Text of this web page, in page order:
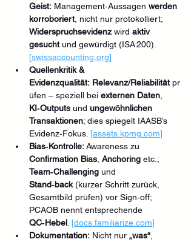
Geist: Management‑Aussagen werden
korroboriert, nicht nur protokolliert;
Widerspruchsevidenz wird aktiv
gesucht und gewürdigt (ISA 200).
[swissaccounting.org]
Quellenkritik &
Evidenzqualität: Relevanz/Reliabilität pr
üfen – speziell bei externen Daten
KI‑Outputs und ungewöhnlichen
Transaktionen; dies spiegelt IAASB’s
Evidenz‑Fokus. [assets.kpmg.com]
Bias‑Kontrolle: Awareness zu
Confirmation Bias Anchoring etc.;
Team‑Challenging und
Stand‑back (kurzer Schritt zurück,
Gesamtbild prüfen) vor Sign‑off;
PCAOB nennt entsprechende
QC‑Hebel [docs.familiarize.com]
Dokumentation: Nicht nur „was“